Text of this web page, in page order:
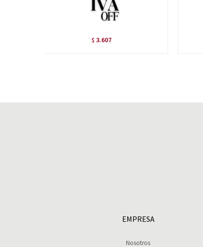
$ 3.607
EMPRESA
Nosotros